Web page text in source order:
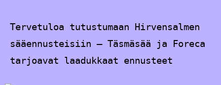
Tervetuloa tutustumaan Hirvensalmen
sääennusteisiin – Täsmäsää ja Foreca
tarjoavat laadukkaat ennusteet